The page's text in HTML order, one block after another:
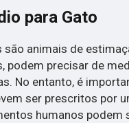
para Gato
são animais de
podem precisar de
No entanto, é
ser prescritos por
humanos podem